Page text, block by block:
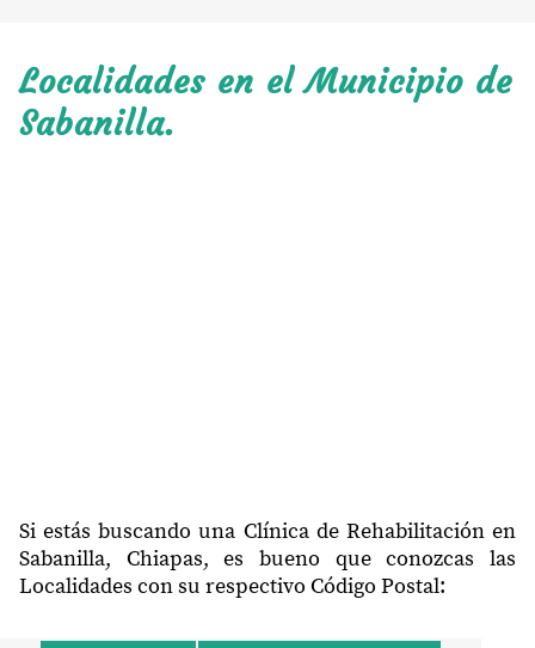
Localidades en el Municipio de
Sabanilla.
Si estás buscando una Clínica de Rehabilitación en
Sabanilla, Chiapas, es bueno que conozcas las
Localidades con su respectivo Código Postal: